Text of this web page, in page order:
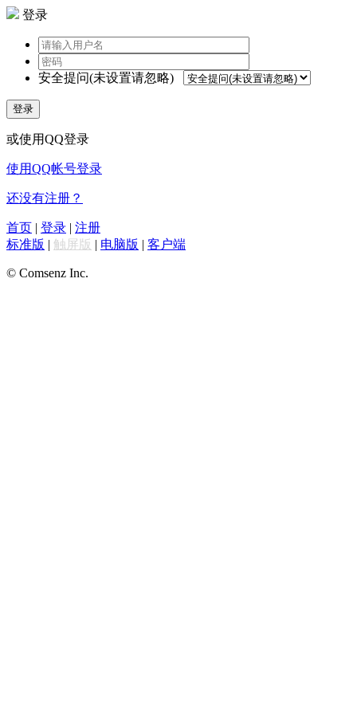
登录
安全提问(未设置请忽略)
登录
或使用QQ登录
使用QQ帐号登录
还没有注册？
首页 | 登录 | 注册
标准版 | 触屏版 | 电脑版 | 客户端
© Comsenz Inc.